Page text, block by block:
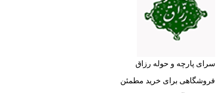
سرای پارچه و حوله رزاق
فروشگاهی برای خرید مطمئن